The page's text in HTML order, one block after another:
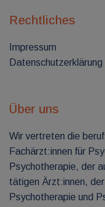
Rechtliches
Impressum
Datenschutzerklärung
Über uns
Wir vertreten die
Fachärzt:innen für
Psychotherapie, der
tätigen Ärzt:innen,
Psychotherapie und